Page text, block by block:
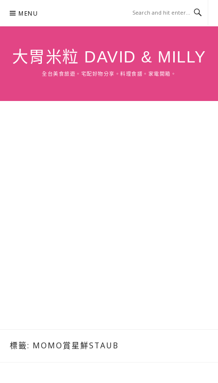
content
MENU
大胃米粒 DAVID & MILLY
全台美食旅遊。宅配好物分享。料理食譜。家電開箱。
標籤: MOMO賞星鮮STAUB